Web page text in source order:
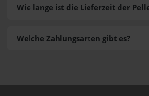
Welche Zahlungsarten gibt es?
Wie lange ist die Lieferzeit der